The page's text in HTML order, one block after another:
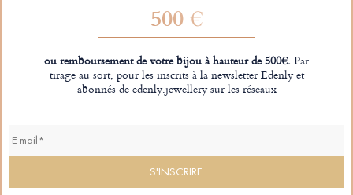
500 €
ou remboursement de votre bijou à hauteur de 500€.Par
tirage au sort, pour les inscrits à la newsletter Edenly et
abonnés de edenly.jewellery sur les réseaux